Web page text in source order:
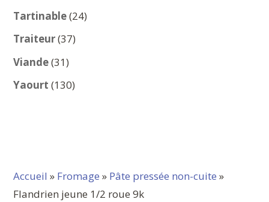
produits
Tartinable 2424
Traiteur 3737
Viande 3131
produits
Yaourt 130130
Accueil » Fromage » Pâte pressée non-cuite »
Flandrien jeune 1/2 roue 9k